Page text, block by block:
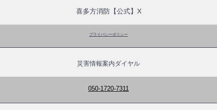
喜多方消防【公式】X
プライバシーポリシー
災害情報案内ダイヤル
050-1720-7311